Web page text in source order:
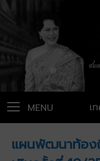
เ
MENU
แผนพัฒนาท้อง